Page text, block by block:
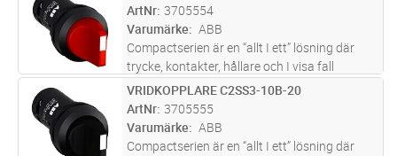
Compactserein finns i en mängd olika
produkttyper såsom: tryckknappar, si
mer
ArtNr 3705554
Varumärke
ABB
Compactserien är en “allt I ett” lösning där
trycke, kontakter, hållare och I visa fall
ljuskälla är inkluderade I en enhet.
Compactserein finns i en mängd olika
produkttyper såsom: tryckknappar, si
mer
ST Lägg i kundvagn
VRIDKOPPLARE C2SS3-10B-20
ArtNr 3705555
Varumärke
ABB
Compactserien är en “allt I ett” lösning där